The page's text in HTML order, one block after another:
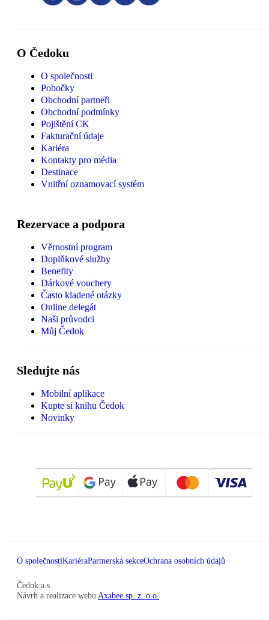
O Čedoku
O společnosti
Pobočky
Obchodní partneři
Obchodní podmínky
Pojištění CK
Fakturační údaje
Kariéra
Kontakty pro média
Destinace
Vnitřní oznamovací systém
Rezervace a podpora
Věrnostní program
Doplňkové služby
Benefity
Dárkové vouchery
Často kladené otázky
Online delegát
Naši průvodci
Můj Čedok
Sledujte nás
Mobilní aplikace
Kupte si knihu Čedok
Novinky
O společnostiKariéraPartnerská sekceOchrana osobních údajů
Čedok a.s
Návrh a realizace webu Axabee sp. z. o.o.